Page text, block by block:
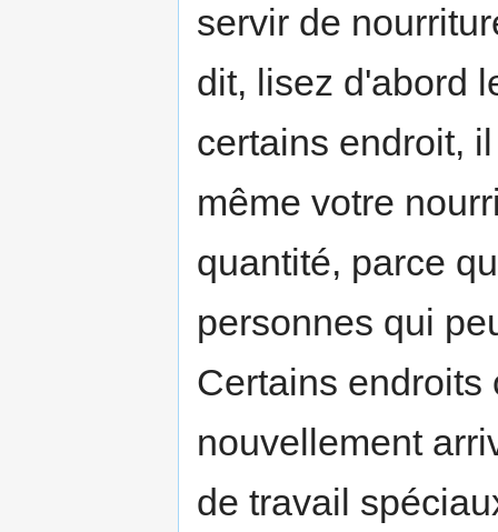
servir de
dit, lisez d'abord
certains endroit,
même votre
quantité, parce
personnes qui
Certains endroits
nouvellement
de travail